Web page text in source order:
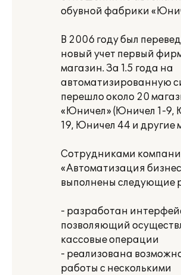
обувной фабрики
В 2006 году был
новый учет первый
магазин. За 1.5 года на
автоматизированную
перешло около 20
«Юничел» (Юничел 1-9,
19, Юничел 44 и другие
Сотрудниками
«Автоматизация
выполнены следующие
- разработан
позволяющий
кассовые операции
- реализована
работы с несколькими